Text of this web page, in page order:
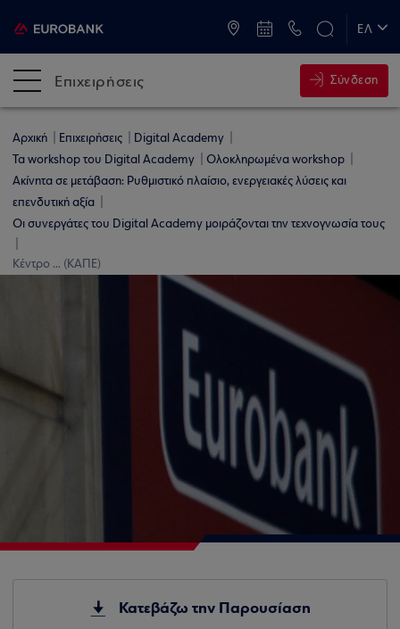
ΕΛ
Επιχειρήσεις Σύνδεση
Αρχική Επιχειρήσεις
Digital Academy
Τα workshop του Digital Academy
Ολοκληρωμένα workshop
Ακίνητα σε μετάβαση: Ρυθμιστικό πλαίσιο, ενεργειακές λύσεις και
επενδυτική αξία
Οι συνεργάτες του Digital Academy μοιράζονται την τεχνογνωσία τους
Κέντρο ... (ΚΑΠΕ)
Κατεβάζω την Παρουσίαση